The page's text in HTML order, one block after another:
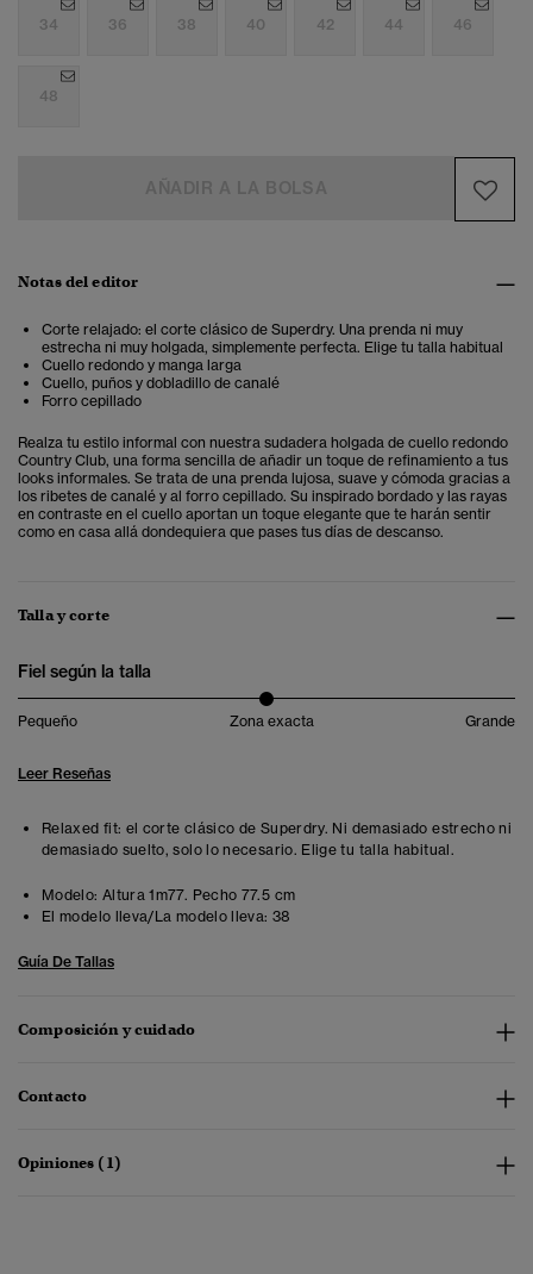
34 36 38 40 42 44 46
48
Notas del editor
Corte relajado: el corte clásico de Superdry. Una prenda ni muy
estrecha ni muy holgada, simplemente perfecta. Elige tu talla habitual
Cuello redondo y manga larga
Cuello, puños y dobladillo de canalé
Forro cepillado
Realza tu estilo informal con nuestra sudadera holgada de cuello redondo
Country Club, una forma sencilla de añadir un toque de refinamiento a tus
looks informales. Se trata de una prenda lujosa, suave y cómoda gracias a
los ribetes de canalé y al forro cepillado. Su inspirado bordado y las rayas
en contraste en el cuello aportan un toque elegante que te harán sentir
como en casa allá dondequiera que pases tus días de descanso.
Talla y corte
Fiel según la talla
Pequeño Zona exacta Grande
Leer Reseñas
Relaxed fit: el corte clásico de Superdry. Ni demasiado estrecho ni
demasiado suelto, solo lo necesario. Elige tu talla habitual.
Modelo: Altura 1m77. Pecho 77.5 cm
El modelo lleva/La modelo lleva: 38
Guía De Tallas
Composición y cuidado
Contacto
Opiniones (1)